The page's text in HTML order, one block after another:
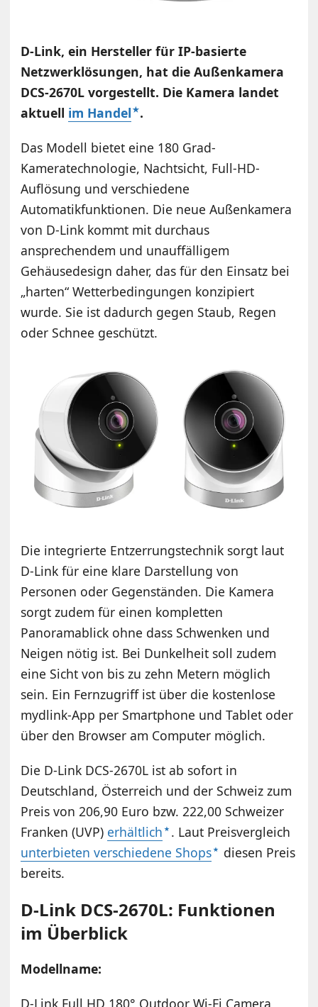
D-Link, ein Hersteller für IP-basierte
Netzwerklösungen, hat die Außenkamera
DCS-2670L vorgestellt. Die Kamera landet
aktuell im Handel .
Das Modell bietet eine 180 Grad-
Kameratechnologie, Nachtsicht, Full-HD-
Auflösung und verschiedene
Automatikfunktionen. Die neue Außenkamera
von D-Link kommt mit durchaus
ansprechendem und unauffälligem
Gehäusedesign daher, das für den Einsatz bei
„harten“ Wetterbedingungen konzipiert
wurde. Sie ist dadurch gegen Staub, Regen
oder Schnee geschützt.
Die integrierte Entzerrungstechnik sorgt laut
D-Link für eine klare Darstellung von
Personen oder Gegenständen. Die Kamera
sorgt zudem für einen kompletten
Panoramablick ohne dass Schwenken und
Neigen nötig ist. Bei Dunkelheit soll zudem
eine Sicht von bis zu zehn Metern möglich
sein. Ein Fernzugriff ist über die kostenlose
mydlink-App per Smartphone und Tablet oder
über den Browser am Computer möglich.
Die D-Link DCS-2670L ist ab sofort in
Deutschland, Österreich und der Schweiz zum
Preis von 206,90 Euro bzw. 222,00 Schweizer
Franken (UVP) erhältlich . Laut Preisvergleich
unterbieten verschiedene Shops
diesen Preis
bereits.
D-Link DCS-2670L: Funktionen
im Überblick
Modellname: